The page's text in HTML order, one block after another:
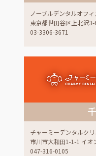
ノーブルデンタルオフィ
東京都世田谷区上北沢
03-3306-3671
チャーミーデンタルク
市川市大和田1-1-1 イオ
047-316-0105